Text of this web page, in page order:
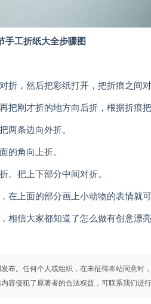
手工折纸大全步骤图
，然后把彩纸打开，把折痕之间对
刚才折的地方向后折，根据折痕把
条边向外折。
角向上折。
把上下部分中间对折。
上面的部分画上小动物的表情就可
信大家都知道了怎么做有创意漂
布。任何个人或组织，在未征得本站同意时
容侵犯了原著者的合法权益，可联系我们进行